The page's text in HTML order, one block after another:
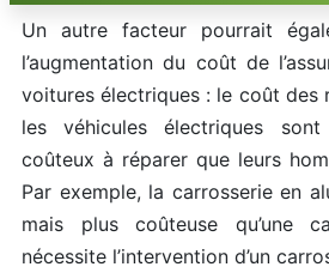
Un autre facteur pourrait
l’augmentation du coût de
voitures électriques : le coût des
les véhicules électriques sont
coûteux à réparer que leurs
Par exemple, la carrosserie en
mais plus coûteuse qu’une
nécessite l’intervention d’un